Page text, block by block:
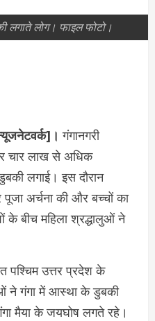
लगाते लोग। फाइल फोटो।
गंगानगरी
चार लाख से अधिक
लगाई। इस दौरान
अर्चना की और बच्चों का
के बीच महिला श्रद्धालुओं ने
पश्चिम उत्तर प्रदेश के
ने गंगा में आस्था के डुबकी
मैया के जयघोष लगते रहे।